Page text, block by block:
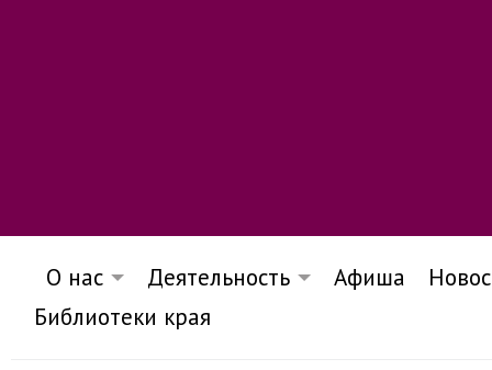
О нас Деятельность Афиша
Библиотеки края